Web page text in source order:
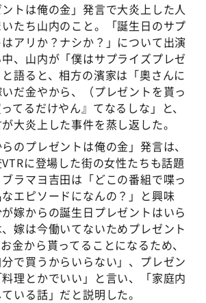
ントは俺の金」発言で大炎上した人
たち山内のこと。「誕生日のサプ
アリか？ナシか？」について出演
、山内が「僕はサプライズプレゼ
語ると、相方の濱家は「奧さんに
だ金やから、（プレゼントを貰っ
てるだけやん』てなるしな」と、
大炎上した事件を蒸し返した。
のプレゼントは俺の金」発言は、
に登場した街の女性たちも話題
ラマヨ吉田は「どこの番組で喋っ
エピソードになんの？」と興味
嫁からの誕生日プレゼントはいら
嫁は今働いてないためプレゼント
金から貰ってることになるため、
分で買うからいらない」、プレゼン
理とかでいい」と言い、「家庭内
いる話」だと説明した。